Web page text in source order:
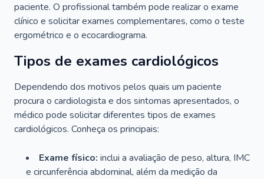
paciente. O profissional também pode realizar o exame
clínico e solicitar exames complementares, como o teste
ergométrico e o ecocardiograma.
Tipos de exames cardiológicos
Dependendo dos motivos pelos quais um paciente
procura o cardiologista e dos sintomas apresentados, o
médico pode solicitar diferentes tipos de exames
cardiológicos. Conheça os principais:
Exame físico: inclui a avaliação de peso, altura, IMC
e circunferência abdominal, além da medição da